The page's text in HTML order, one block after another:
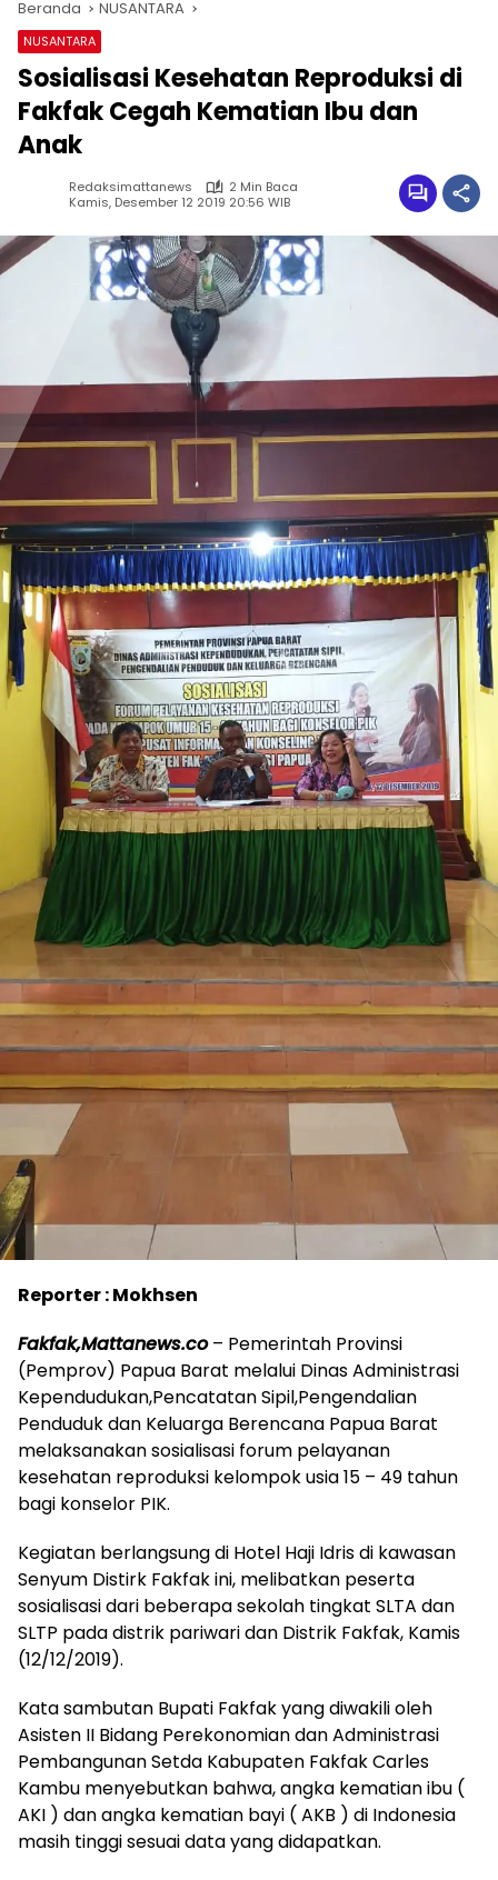
Beranda NUSANTARA
NUSANTARA
Sosialisasi Kesehatan Reproduksi di
Fakfak Cegah Kematian Ibu dan
Anak
Redaksimattanews
2 Min Baca
Kamis, Desember 12 2019 20:56 WIB
Reporter : Mokhsen
Fakfak,Mattanews.co– Pemerintah Provinsi
(Pemprov) Papua Barat melalui Dinas Administrasi
Kependudukan,Pencatatan Sipil,Pengendalian
Penduduk dan Keluarga Berencana Papua Barat
melaksanakan sosialisasi forum pelayanan
kesehatan reproduksi kelompok usia 15 – 49 tahun
bagi konselor PIK.
Kegiatan berlangsung di Hotel Haji Idris di kawasan
Senyum Distirk Fakfak ini, melibatkan peserta
sosialisasi dari beberapa sekolah tingkat SLTA dan
SLTP pada distrik pariwari dan Distrik Fakfak, Kamis
(12/12/2019).
Kata sambutan Bupati Fakfak yang diwakili oleh
Asisten II Bidang Perekonomian dan Administrasi
Pembangunan Setda Kabupaten Fakfak Carles
Kambu menyebutkan bahwa, angka kematian ibu (
AKI ) dan angka kematian bayi ( AKB ) di Indonesia
masih tinggi sesuai data yang didapatkan.